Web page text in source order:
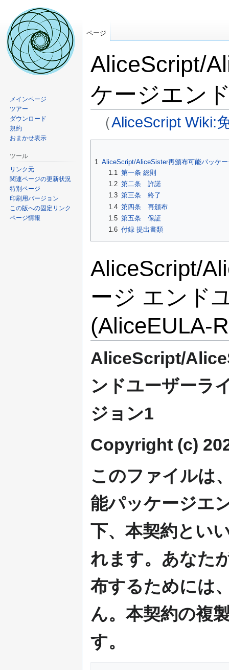
AliceScript/
ケージエン
（AliceScript Wiki:
1 AliceScript/AliceSister再頒布可能パッケ
1.1 第一条 総則
1.2 第二条 許諾
1.3 第三条 終了
1.4 第四条 再頒布
1.5 第五条 保証
1.6 付録 提出書類
AliceScript/
ージ エンド
(AliceEULA-
AliceScript/
ンドユーザーラ
ジョン1
Copyright (c)
このファイルは
能パッケージエ
下、本契約とい
れます。あなた
布するためには
ん。本契約の複
す。
ページ
メインページ
ツアー
ダウンロード
規約
おまかせ表示
ツール
リンク元
関連ページの更新状況
特別ページ
印刷用バージョン
この版への固定リンク
ページ情報